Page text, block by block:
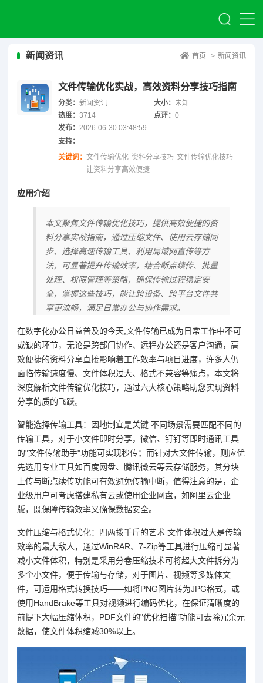
新闻资讯 首页 > 新闻资讯
文件传输优化实战，高效资料分享技巧指南
分类： 新闻资讯 大小：未知
热度： 3714 点评：0
发布： 2026-06-30 03:48:59
支持：
关键词： 文件传输优化 资料分享技巧 文件传输优化技巧
让资料分享高效便捷
应用介绍
本文聚焦文件传输优化技巧，提供高效便捷的资
料分享实战指南，通过压缩文件、使用云存储同
步、选择高速传输工具、利用局域网直传等方
法，可显著提升传输效率，结合断点续传、批量
处理、权限管理等策略，确保传输过程稳定安
全，掌握这些技巧，能让跨设备、跨平台文件共
享更流畅，满足日常办公与协作需求。
在数字化办公日益普及的今天,文件传输已成为日常工作中不可
或缺的环节，无论是跨部门协作、远程办公还是客户沟通，高
效便捷的资料分享直接影响着工作效率与项目进度，许多人仍
面临传输速度慢、文件体积过大、格式不兼容等痛点，本文将
深度解析文件传输优化技巧，通过六大核心策略助您实现资料
分享的质的飞跃。
智能选择传输工具：因地制宜是关键 不同场景需要匹配不同的
传输工具，对于小文件即时分享，微信、钉钉等即时通讯工具
的"文件传输助手"功能可实现秒传；而针对大文件传输，则应优
先选用专业工具如百度网盘、腾讯微云等云存储服务，其分块
上传与断点续传功能可有效避免传输中断，值得注意的是，企
业级用户可考虑搭建私有云或使用企业网盘，如阿里云企业
版，既保障传输效率又确保数据安全。
文件压缩与格式优化：四两拨千斤的艺术 文件体积过大是传输
效率的最大敌人，通过WinRAR、7-Zip等工具进行压缩可显著
减小文件体积，特别是采用分卷压缩技术可将超大文件拆分为
多个小文件，便于传输与存储，对于图片、视频等多媒体文
件，可运用格式转换技巧——如将PNG图片转为JPG格式，或
使用HandBrake等工具对视频进行编码优化，在保证清晰度的
前提下大幅压缩体积，PDF文件的"优化扫描"功能可去除冗余元
数据，使文件体积缩减30%以上。